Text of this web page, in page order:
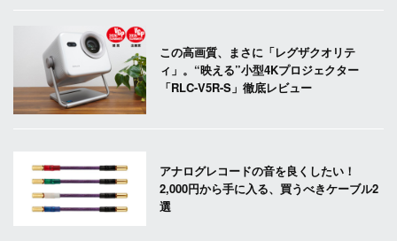
この高画質、まさに「レグザクオリテ
ィ」。“映える”小型4Kプロジェクター
「RLC-V5R-S」徹底レビュー
アナログレコードの音を良くしたい！
2,000円から手に入る、買うべきケーブル2
選